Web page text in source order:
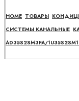
HOME ТОВАРЫ
СИСТЕМЫ КАНАЛЬНЫЕ
AD35S2SM3FA/